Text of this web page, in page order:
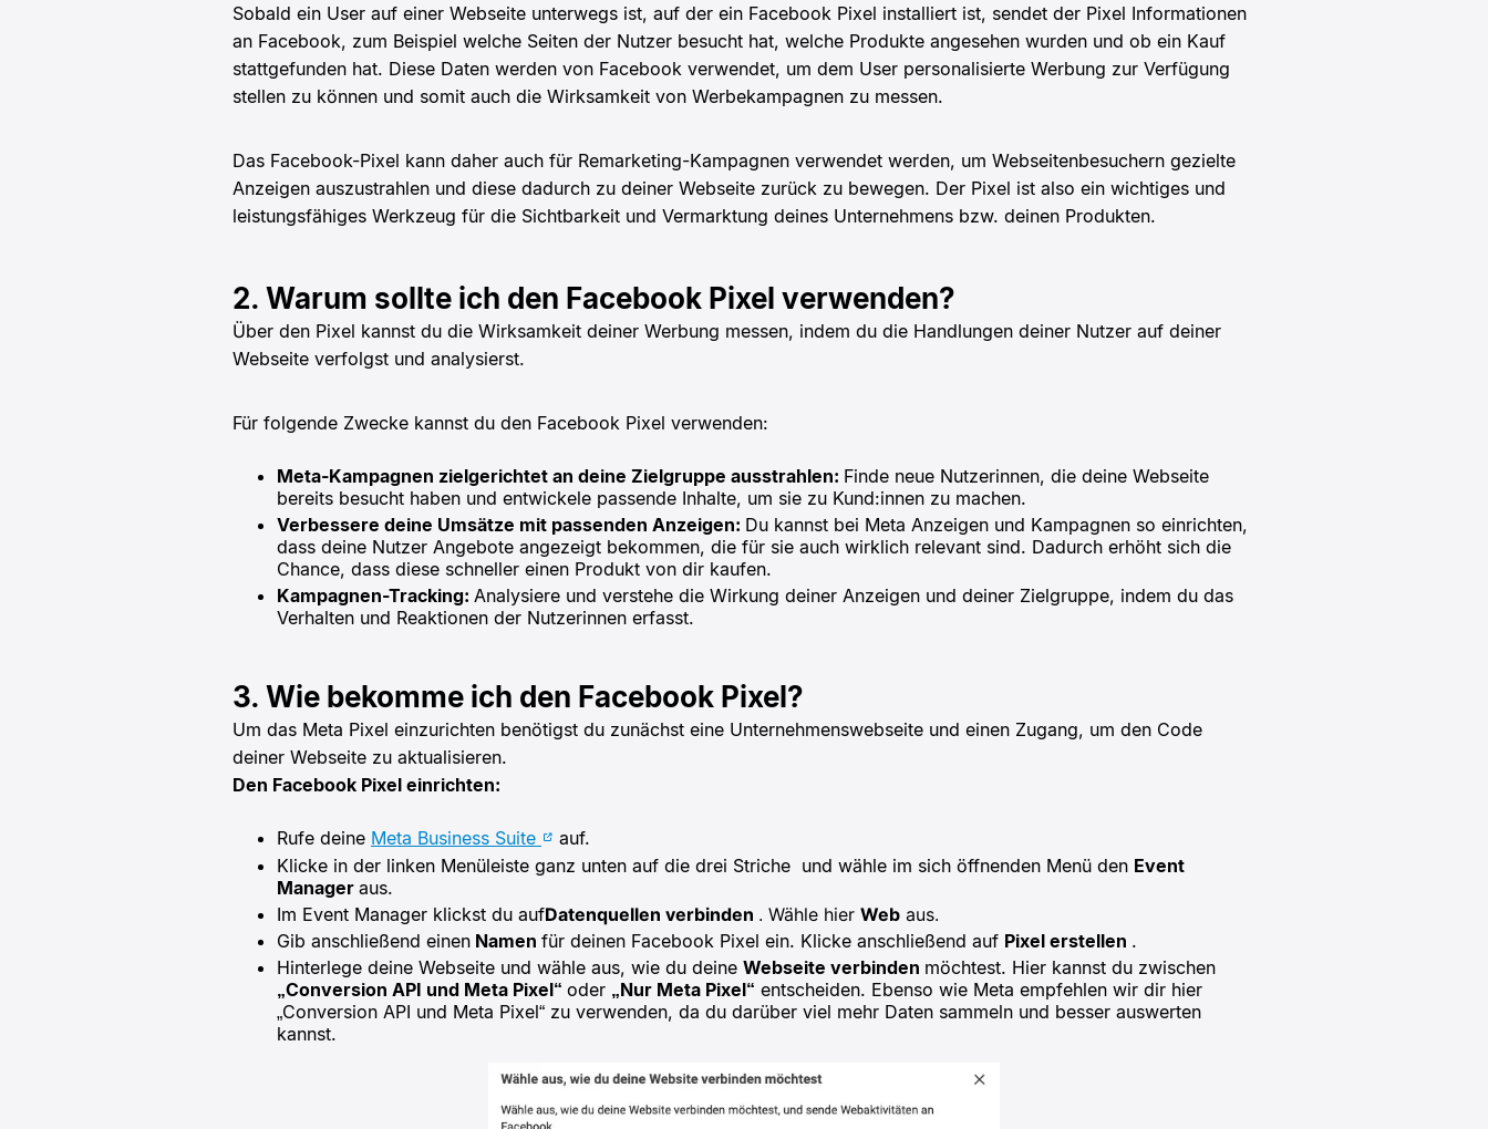
Sobald ein User auf einer Webseite unterwegs ist, auf der ein Facebook Pixel installiert ist, sendet der Pixel Informationen
an Facebook, zum Beispiel welche Seiten der Nutzer besucht hat, welche Produkte angesehen wurden und ob ein Kauf
stattgefunden hat. Diese Daten werden von Facebook verwendet, um dem User personalisierte Werbung zur Verfügung
stellen zu können und somit auch die Wirksamkeit von Werbekampagnen zu messen.
Das Facebook-Pixel kann daher auch für Remarketing-Kampagnen verwendet werden, um Webseitenbesuchern gezielte
Anzeigen auszustrahlen und diese dadurch zu deiner Webseite zurück zu bewegen. Der Pixel ist also ein wichtiges und
leistungsfähiges Werkzeug für die Sichtbarkeit und Vermarktung deines Unternehmens bzw. deinen Produkten.
2. Warum sollte ich den Facebook Pixel verwenden?
Über den Pixel kannst du die Wirksamkeit deiner Werbung messen, indem du die Handlungen deiner Nutzer auf deiner
Webseite verfolgst und analysierst.
Für folgende Zwecke kannst du den Facebook Pixel verwenden:
Meta-Kampagnen zielgerichtet an deine Zielgruppe ausstrahlen: Finde neue Nutzerinnen, die deine Webseite
bereits besucht haben und entwickele passende Inhalte, um sie zu Kund:innen zu machen.
Verbessere deine Umsätze mit passenden Anzeigen: Du kannst bei Meta Anzeigen und Kampagnen so einrichten,
dass deine Nutzer Angebote angezeigt bekommen, die für sie auch wirklich relevant sind. Dadurch erhöht sich die
Chance, dass diese schneller einen Produkt von dir kaufen.
Kampagnen-Tracking: Analysiere und verstehe die Wirkung deiner Anzeigen und deiner Zielgruppe, indem du das
Verhalten und Reaktionen der Nutzerinnen erfasst.
3. Wie bekomme ich den Facebook Pixel?
Um das Meta Pixel einzurichten benötigst du zunächst eine Unternehmenswebseite und einen Zugang, um den Code
deiner Webseite zu aktualisieren.
Den Facebook Pixel einrichten:
Rufe deine Meta Business Suite
auf.
Klicke in der linken Menüleiste ganz unten auf die drei Striche und wähle im sich öffnenden Menü den Event
Manager aus.
Im Event Manager klickst du aufDatenquellen verbinden . Wähle hier Web aus.
Gib anschließend einen Namen für deinen Facebook Pixel ein. Klicke anschließend auf Pixel erstellen .
Hinterlege deine Webseite und wähle aus, wie du deine Webseite verbinden möchtest. Hier kannst du zwischen
„Conversion API und Meta Pixel“ oder „Nur Meta Pixel“ entscheiden. Ebenso wie Meta empfehlen wir dir hier
„Conversion API und Meta Pixel“ zu verwenden, da du darüber viel mehr Daten sammeln und besser auswerten
kannst.